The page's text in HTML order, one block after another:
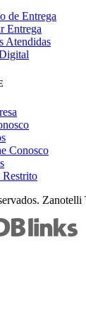
de Entrega
Entrega
Atendidas
Conosco
Restrito
Zanotelli